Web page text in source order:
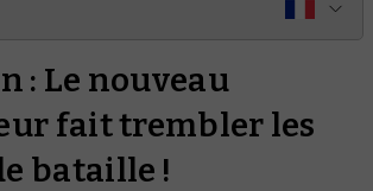
: Le nouveau
fait trembler les
bataille !